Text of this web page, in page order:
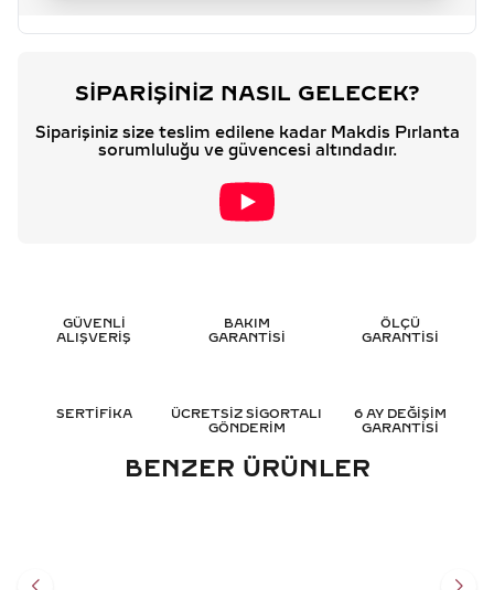
SIPARIŞINIZ NASIL GELECEK?
Siparişiniz size teslim edilene kadar Makdis Pırlanta
sorumluluğu ve güvencesi altındadır.
GÜVENLİ
ALIŞVERİŞ
BAKIM
GARANTİSİ
ÖLÇÜ
GARANTİSİ
SERTİFİKA
ÜCRETSİZ SİGORTALI
GÖNDERİM
6 AY DEĞİŞİM
GARANTİSİ
BENZER ÜRÜNLER